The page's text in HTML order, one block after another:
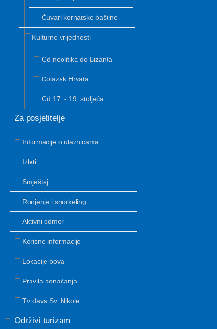
Čuvari kornatske baštine
Kulturne vrijednosti
Od neolitika do Bizanta
Dolazak Hrvata
Od 17. - 19. stoljeća
Za posjetitelje
Informacije o ulaznicama
Izleti
Smještaj
Ronjenje i snorkeling
Aktivni odmor
Korisne informacije
Lokacije bova
Pravila ponašanja
Tvrđava Sv. Nikole
Održivi turizam